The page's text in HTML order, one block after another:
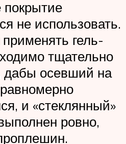
покрытие
не использовать.
гель-
тщательно
дабы осевший на
и «стеклянный»
ровно,